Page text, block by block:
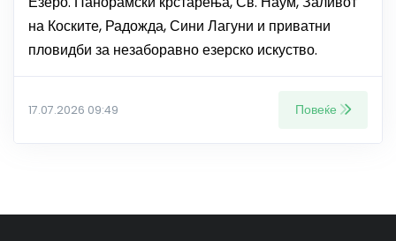
на Коските, Радожда, Сини Лагуни и приватни
пловидби за незаборавно езерско искуство.
17.07.2026 09:49 Повеќе